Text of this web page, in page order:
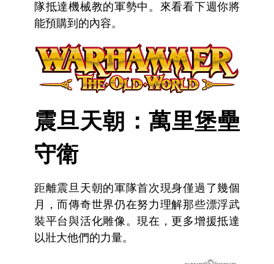
隊抵達機械教的軍勢中。來看看下週你將
能預購到的內容。
震旦天朝：萬里堡壘
守衛
距離震旦天朝的軍隊首次現身僅過了幾個
月，而傳奇世界仍在努力理解那些漂浮武
裝平台與活化雕像。現在，更多增援抵達
以壯大他們的力量。